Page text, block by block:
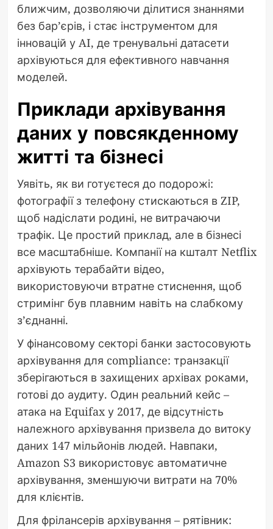
ближчим, дозволяючи ділитися знаннями
без бар’єрів, і стає інструментом для
інновацій у AI, де тренувальні датасети
архівуються для ефективного навчання
моделей.
Приклади архівування
даних у повсякденному
житті та бізнесі
Уявіть, як ви готуєтеся до подорожі:
фотографії з телефону стискаються в ZIP,
щоб надіслати родині, не витрачаючи
трафік. Це простий приклад, але в бізнесі
все масштабніше. Компанії на кшталт Netflix
архівують терабайти відео,
використовуючи втратне стиснення, щоб
стримінг був плавним навіть на слабкому
з’єднанні.
У фінансовому секторі банки застосовують
архівування для compliance: транзакції
зберігаються в захищених архівах роками,
готові до аудиту. Один реальний кейс –
атака на Equifax у 2017, де відсутність
належного архівування призвела до витоку
даних 147 мільйонів людей. Навпаки,
Amazon S3 використовує автоматичне
архівування, зменшуючи витрати на 70%
для клієнтів.
Для фрілансерів архівування – рятівник: